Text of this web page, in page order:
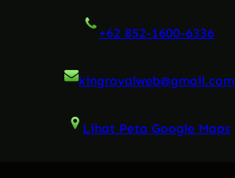
+62 852-1600-6336
kingroyalweb@gmail.com
Lihat Peta Google Maps